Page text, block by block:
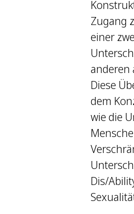
Zugang
einer
anderen
Diese
dem
wie die
Dis/